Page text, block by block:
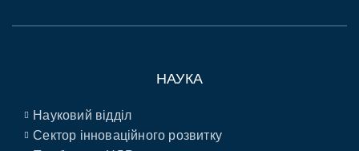
НАУКА
Науковий відділ
Сектор інноваційного розвитку